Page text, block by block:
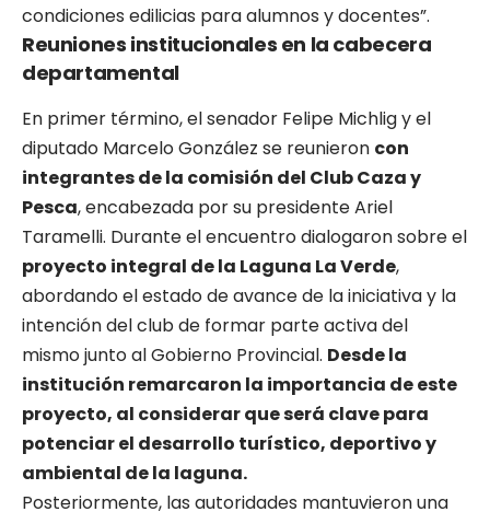
condiciones edilicias para alumnos y docentes”.
Reuniones institucionales en la cabecera
departamental
En primer término, el senador Felipe Michlig y el
diputado Marcelo González se reunieron con
integrantes de la comisión del Club Caza y
Pesca, encabezada por su presidente Ariel
Taramelli. Durante el encuentro dialogaron sobre el
proyecto integral de la Laguna La Verde,
abordando el estado de avance de la iniciativa y la
intención del club de formar parte activa del
mismo junto al Gobierno Provincial. Desde la
institución remarcaron la importancia de este
proyecto, al considerar que será clave para
potenciar el desarrollo turístico, deportivo y
ambiental de la laguna.
Posteriormente, las autoridades mantuvieron una